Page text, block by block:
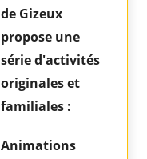
de Gizeux
propose une
série d'activités
originales et
familiales :
Animations